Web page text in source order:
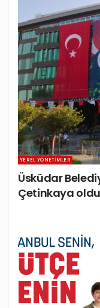
YEREL YÖNETIMLER
Üsküdar
Çetinkaya